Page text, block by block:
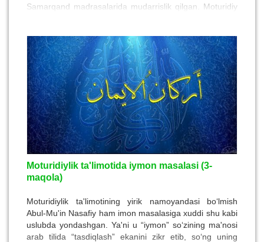
Samarqand madrasalarida mudarrislik qilgan. Moturidiy
“Nasihatnoma” asarlar muallifidir. Buyuk olimning islom
ta'limoti sofligini asrashda xizmati katta. Navoiy
“Nasoyim-ul-muhabbat”da Moturidiyning ruhiy-ilohiy
qudrati haqida alohida hikoyat keltirgan. Uning
“Nasihatnoma”si X asr Nasihatnomasining eng yaxshi
namunalaridan bo‘lib, kitobxonni ilm o‘rganishga, kasb
egallashga, yaxshi xulq egasi, insonparvar, shirinsuxan,
saxovatpesha bo‘lishga undaydi.
Moturidiylik ta'limotida iymon masalasi (3-
maqola)
Moturidiylik ta'limotining yirik namoyandasi bo‘lmish
Abul-Mu'in Nasafiy ham imon masalasiga xuddi shu kabi
uslubda yondashgan. Ya'ni u “iymon” so‘zining ma'nosi
arab tilida “tasdiqlash” ekanini zikr etib, so‘ng uning